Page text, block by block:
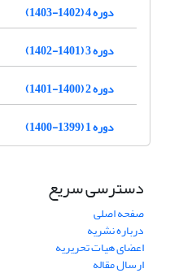
دوره 4 (1402-1403)
دوره 3 (1401-1402)
دوره 2 (1400-1401)
دوره 1 (1399-1400)
دسترسی سریع
صفحه اصلی
درباره نشریه
اعضای هیات تحریریه
ارسال مقاله